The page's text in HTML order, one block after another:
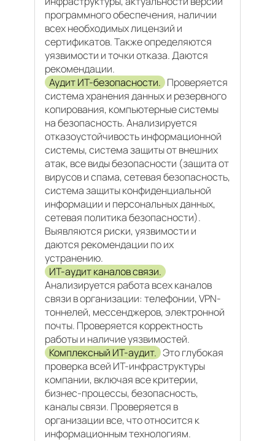
программного обеспечения, наличии
всех необходимых лицензий и
сертификатов. Также определяются
уязвимости и точки отказа. Даются
рекомендации.
Аудит ИТ-безопасности. Проверяется
система хранения данных и резервного
копирования, компьютерные системы
на безопасность. Анализируется
отказоустойчивость информационной
системы, система защиты от внешних
атак, все виды безопасности (защита от
вирусов и спама, сетевая безопасность,
система защиты конфиденциальной
информации и персональных данных,
сетевая политика безопасности).
Выявляются риски, уязвимости и
даются рекомендации по их
устранению.
ИТ-аудит каналов связи.
Анализируется работа всех каналов
связи в организации: телефонии, VPN-
тоннелей, мессенджеров, электронной
почты. Проверяется корректность
работы и наличие уязвимостей.
Комплексный ИТ-аудит. Это глубокая
проверка всей ИТ-инфраструктуры
компании, включая все критерии,
бизнес-процессы, безопасность,
каналы связи. Проверяется в
организации все, что относится к
информационным технологиям.